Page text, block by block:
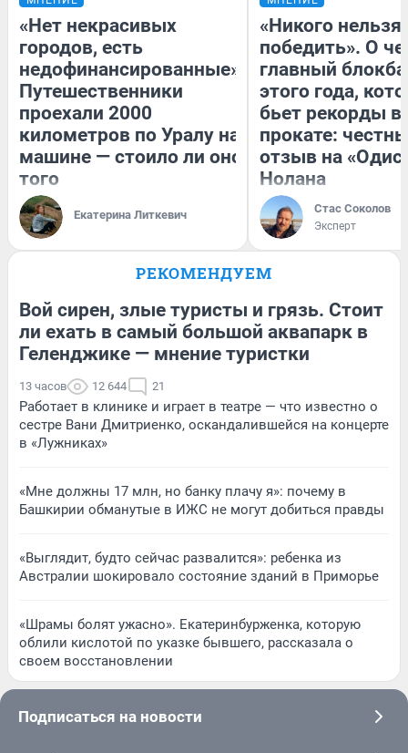
«Нет некрасивых
городов, есть
недофинансированные».
Путешественники
проехали 2000
километров по Уралу на
машине — стоило ли оно
того
Екатерина Литкевич
«Никого нельзя
победить». О
главный
этого года,
бьет рекорды в
прокате:
отзыв на
Нолана
Стас Соколов
Эксперт
РЕКОМЕНДУЕМ
Вой сирен, злые туристы и грязь. Стоит
ли ехать в самый большой аквапарк в
Геленджике — мнение туристки
13 часов 12 644 21
Работает в клинике и играет в театре — что известно о
сестре Вани Дмитриенко, оскандалившейся на концерте
в «Лужниках»
«Мне должны 17 млн, но банку плачу я»: почему в
Башкирии обманутые в ИЖС не могут добиться правды
«Выглядит, будто сейчас развалится»: ребенка из
Австралии шокировало состояние зданий в Приморье
«Шрамы болят ужасно». Екатеринбурженка, которую
облили кислотой по указке бывшего, рассказала о
своем восстановлении
Подписаться на новости